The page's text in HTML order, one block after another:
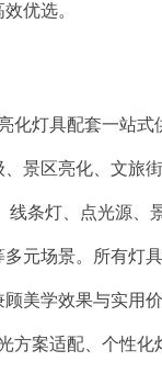
优选。
灯具配套一站式
景区亮化、文旅
条灯、点光源、
元场景。所有灯
美学效果与实用价
案适配、个性化